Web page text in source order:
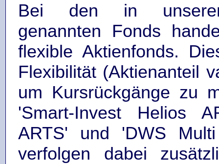
Bei den in
genannten Fonds
flexible Aktienfonds.
Flexibilität (Aktienanteil
um Kursrückgänge zu
'Smart-Invest Helios
ARTS' und 'DWS Multi
verfolgen dabei